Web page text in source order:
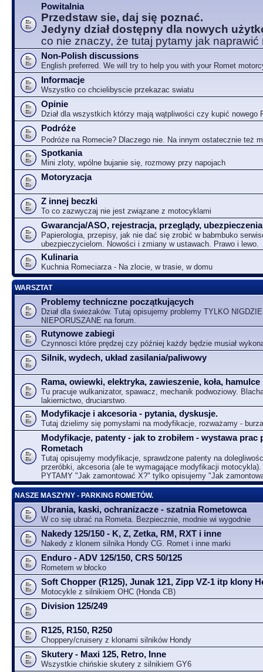
Powitalnia
Przedstaw sie, daj się poznać.
Jedyny dział dostępny dla nowych
co nie znaczy, że tutaj pytamy jak naprawić
Non-Polish discussions
English preferred. We will try to help you with your Romet
Informacje
Wszystko co chcielibyscie przekazac swiatu
Opinie
Dział dla wszystkich którzy mają wątpliwości czy kupić nowego
Podróże
Podróże na Romecie? Dlaczego nie. Na innym ostatecznie też
Spotkania
Mini zloty, wpólne bujanie się, rozmowy przy napojach
Motoryzacja
Z innej beczki
To co zazwyczaj nie jest związane z motocyklami
Gwarancja/ASO, rejestracja, przeglądy,
Papierologia, przepisy, jak nie dać się zrobić w babmbuko
ubezpieczycielom. Nowości i zmiany w ustawach. Prawo i lewo.
Kulinaria
Kuchnia Romeciarza - Na zlocie, w trasie, w domu
WARSZTAT
Problemy techniczne początkujących
Dział dla świeżaków. Tutaj opisujemy problemy TYLKO NIGDZIE
NIEPORUSZANE na forum.
Rutynowe zabiegi
Czynnosci które prędzej czy później każdy będzie musiał
Silnik, wydech, układ zasilania/paliwowy
Rama, owiewki, elektryka, zawieszenie, koła, hamulce
Tu pracuje wulkanizator, spawacz, mechanik podwoziowy.
lakiernictwo, druciarstwo.
Modyfikacje i akcesoria - pytania, dyskusje.
Tutaj dzielimy się pomysłami na modyfikacje, rozważamy -
Modyfikacje, patenty - jak to zrobiłem - wystawa prac
Rometach
Tutaj opisujemy modyfikacje, sprawdzone patenty na
przeróbki, akcesoria (ale te wymagające modyfikacji
PYTAMY "Jak zamontować X?" tylko opisujemy "Jak
NASZE MASZYNY - PARKING ROMETÓW.
Ubrania, kaski, ochranizacze - szatnia Rometowca
W co się ubrać na Rometa. Bezpiecznie, modnie wi wygodnie
Nakedy 125/150 - K, Z, Zetka, RM, RXT i inne
Nakedy z klonem silnika Hondy CG. Romet i inne marki
Enduro - ADV 125/150, CRS 50/125
Rometem w błocko
Soft Chopper (R125), Junak 121, Zipp VZ-1 itp klony
Motocykle z silnikiem OHC (Honda CB)
Division 125/249
R125, R150, R250
Choppery/cruisery z klonami silników Hondy
Skutery - Maxi 125, Retro, Inne
Wszystkie chińskie skutery z silnikiem GY6